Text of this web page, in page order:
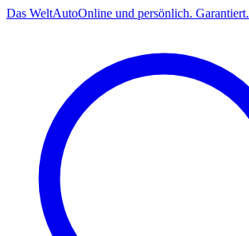
Das WeltAutoOnline und persönlich. Garantiert.